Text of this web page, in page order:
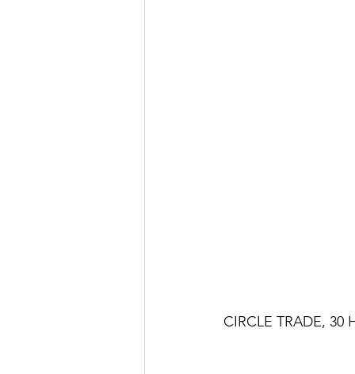
CIRCLE TRADE, 30